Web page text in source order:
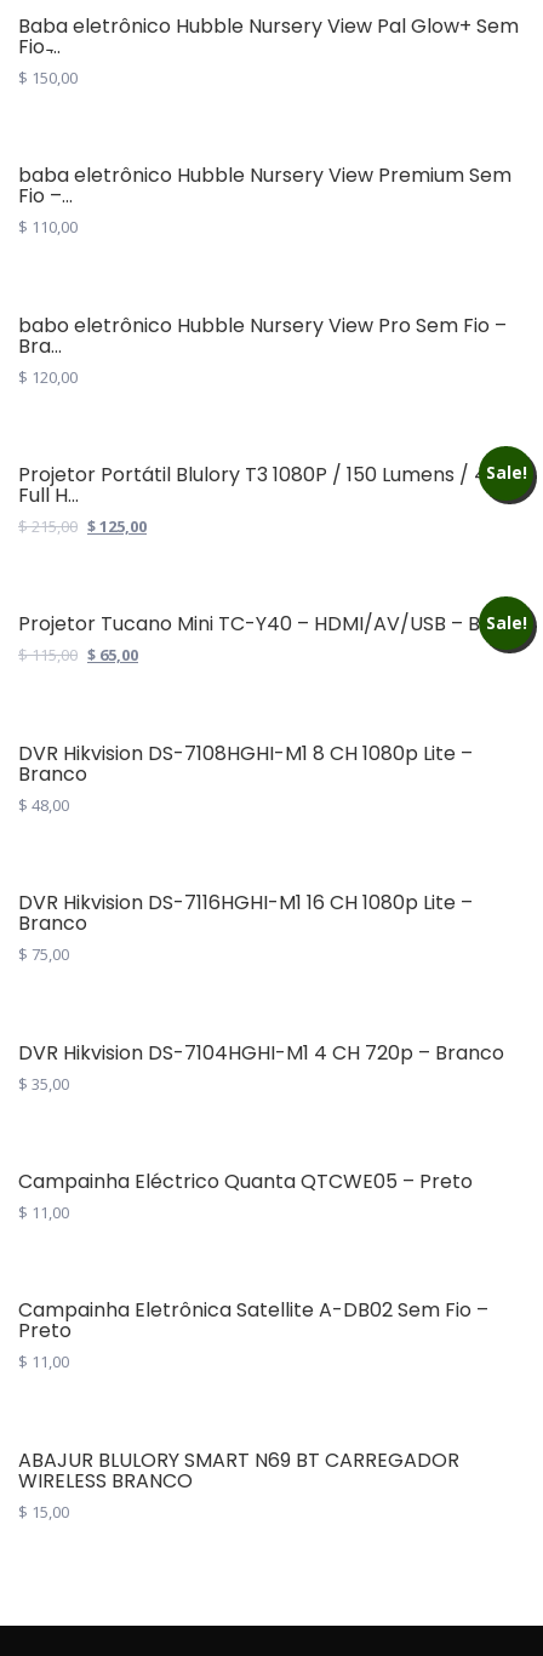
Baba eletrônico Hubble Nursery View Pal Glow+ Sem
Fio ̵...
$ 150,00
baba eletrônico Hubble Nursery View Premium Sem
Fio –...
$ 110,00
babo eletrônico Hubble Nursery View Pro Sem Fio –
Bra...
$ 120,00
Sale!
Projetor Portátil Blulory T3 1080P / 150 Lumens / 4K
Full H...
$215,00 Original
$125,00Current
Sale!
Projetor Tucano Mini TC-Y40 – HDMI/AV/USB – BiVo...
$115,00 Original
$ 65,00Current
DVR Hikvision DS-7108HGHI-M1 8 CH 1080p Lite –
Branco
$ 48,00
DVR Hikvision DS-7116HGHI-M1 16 CH 1080p Lite –
Branco
$ 75,00
DVR Hikvision DS-7104HGHI-M1 4 CH 720p – Branco
$ 35,00
Campainha Eléctrico Quanta QTCWE05 – Preto
$ 11,00
Campainha Eletrônica Satellite A-DB02 Sem Fio –
Preto
$ 11,00
ABAJUR BLULORY SMART N69 BT CARREGADOR
WIRELESS BRANCO
$ 15,00